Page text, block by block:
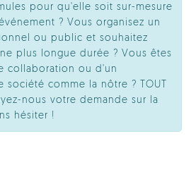
pour qu'elle soit sur-mesure
? Vous organisez un
ou public et souhaitez
plus longue durée ? Vous êtes
collaboration ou d'un
société comme la nôtre ? TOUT
nous votre demande sur la
hésiter !